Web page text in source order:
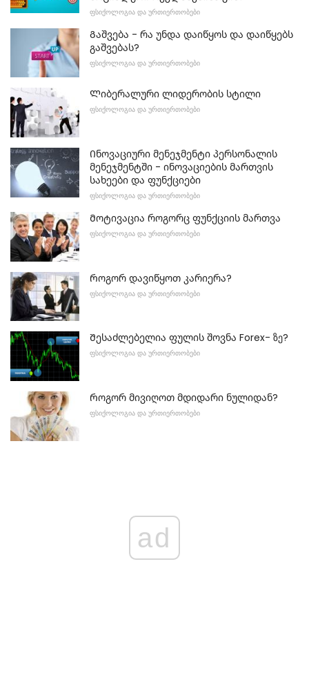
ᲤᲡᲘᲥᲝᲚᲝᲒᲘᲐ ᲓᲐ ᲣᲠᲗᲘᲔᲠᲗᲝᲑᲔᲑᲘ
Გაშვება - რა უნდა დაიწყოს და დაიწყებს
გაშვებას?
ᲤᲡᲘᲥᲝᲚᲝᲒᲘᲐ ᲓᲐ ᲣᲠᲗᲘᲔᲠᲗᲝᲑᲔᲑᲘ
Ლიბერალური ლიდერობის სტილი
ᲤᲡᲘᲥᲝᲚᲝᲒᲘᲐ ᲓᲐ ᲣᲠᲗᲘᲔᲠᲗᲝᲑᲔᲑᲘ
Ინოვაციური მენეჯმენტი პერსონალის
მენეჯმენტში - ინოვაციების მართვის
სახეები და ფუნქციები
ᲤᲡᲘᲥᲝᲚᲝᲒᲘᲐ ᲓᲐ ᲣᲠᲗᲘᲔᲠᲗᲝᲑᲔᲑᲘ
Მოტივაცია როგორც ფუნქციის მართვა
ᲤᲡᲘᲥᲝᲚᲝᲒᲘᲐ ᲓᲐ ᲣᲠᲗᲘᲔᲠᲗᲝᲑᲔᲑᲘ
Როგორ დავიწყოთ კარიერა?
ᲤᲡᲘᲥᲝᲚᲝᲒᲘᲐ ᲓᲐ ᲣᲠᲗᲘᲔᲠᲗᲝᲑᲔᲑᲘ
Შესაძლებელია ფულის შოვნა Forex- ზე?
ᲤᲡᲘᲥᲝᲚᲝᲒᲘᲐ ᲓᲐ ᲣᲠᲗᲘᲔᲠᲗᲝᲑᲔᲑᲘ
Როგორ მივიღოთ მდიდარი ნულიდან?
ᲤᲡᲘᲥᲝᲚᲝᲒᲘᲐ ᲓᲐ ᲣᲠᲗᲘᲔᲠᲗᲝᲑᲔᲑᲘ
ad